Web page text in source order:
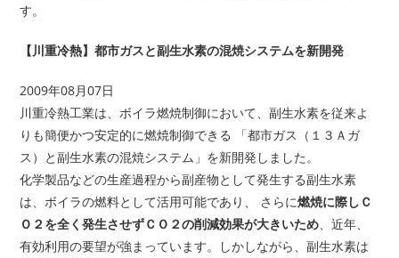
す。
【川重冷熱】都市ガスと副生水素の混焼システムを新開発
2009年08月07日
川重冷熱工業は、ボイラ燃焼制御において、副生水素を従来よ
りも簡便かつ安定的に燃焼制御できる 「都市ガス（１３Ａガ
ス）と副生水素の混焼システム」を新開発しました。
化学製品などの生産過程から副産物として発生する副生水素
は、ボイラの燃料として活用可能であり、 さらに燃焼に際しＣ
Ｏ２を全く発生させずＣＯ２の削減効果が大きいため 、近年、
有効利用の要望が強まっています。しかしながら、副生水素は